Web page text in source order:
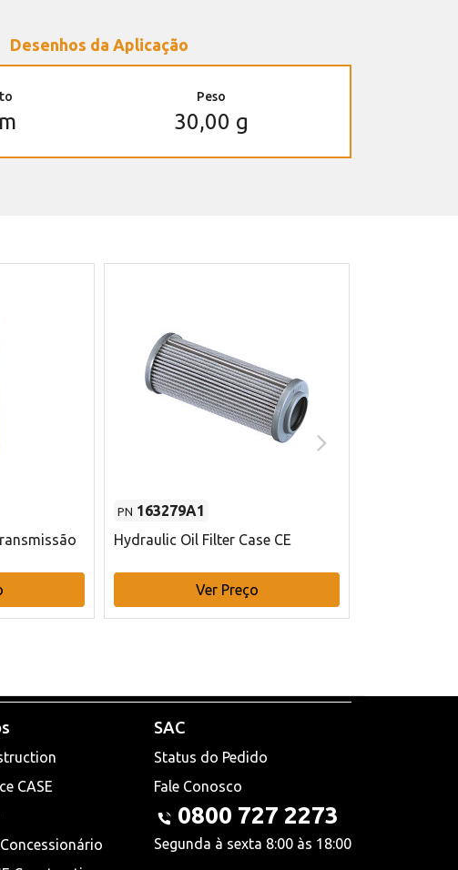
Desenhos da Aplicação
Peso
30,00 g
PN 163279A1
Hydraulic Oil Filter Case CE
Ver Preço
CASE
SAC
Status do Pedido
Fale Conosco
0800 727 2273
Segunda à sexta 8:00 às 18:00